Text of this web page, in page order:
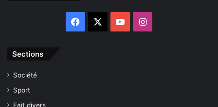
Facebook YouTubeInstagram
Sections
Société
Sport
Fait divers